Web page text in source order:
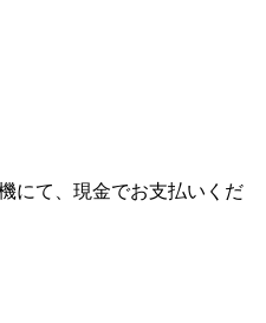
にて、現金でお支払いくだ